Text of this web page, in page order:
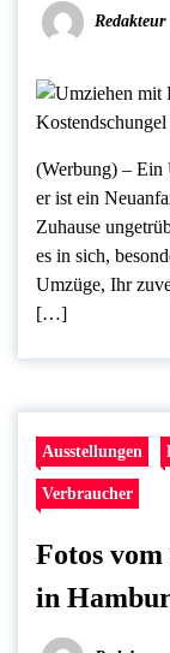
Redakteur
(Werbung) – Ein
er ist ein
Zuhause
es in sich,
Umzüge, Ihr
[…]
Ausstellungen
Verbraucher
Fotos
in